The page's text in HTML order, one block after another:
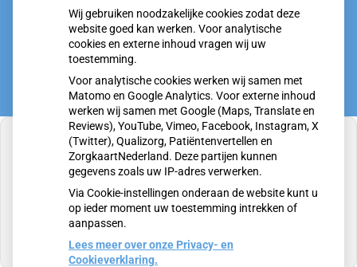
U heeft geen toestemming gegeven voor
externe inhoud die nodig is om dit te zien.
Cookie-instellingen wijzigen
Wij gebruiken noodzakelijke cookies zodat deze
website goed kan werken. Voor analytische
cookies en externe inhoud vragen wij uw
toestemming.
Voor analytische cookies werken wij samen met
Matomo en Google Analytics. Voor externe inhoud
werken wij samen met Google (Maps, Translate en
Reviews), YouTube, Vimeo, Facebook, Instagram, X
(Twitter), Qualizorg, Patiëntenvertellen en
ZorgkaartNederland. Deze partijen kunnen
gegevens zoals uw IP-adres verwerken.
Via Cookie-instellingen onderaan de website kunt u
op ieder moment uw toestemming intrekken of
aanpassen.
Lees meer over onze Privacy- en
Cookieverklaring.